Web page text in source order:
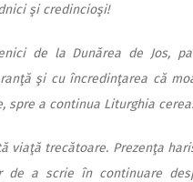
şi credincioşi!
de la Dunărea de Jos,
şi cu încredinţarea că
spre a continua Liturghia
viaţă trecătoare. Prezenţa
de a scrie în continuare